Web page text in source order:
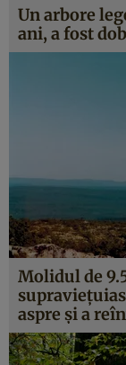
Un arbore
ani, a fost
Molidul de
aspre şi a